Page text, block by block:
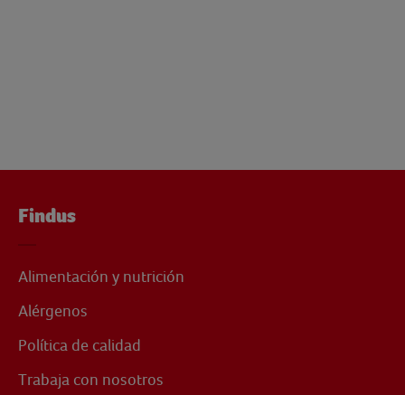
Findus
Alimentación y nutrición
Alérgenos
Política de calidad
Trabaja con nosotros